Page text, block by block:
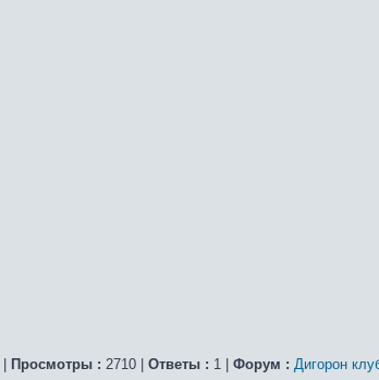
Просмотры : 2710 | Ответы : 1 | Форум : Дигорон